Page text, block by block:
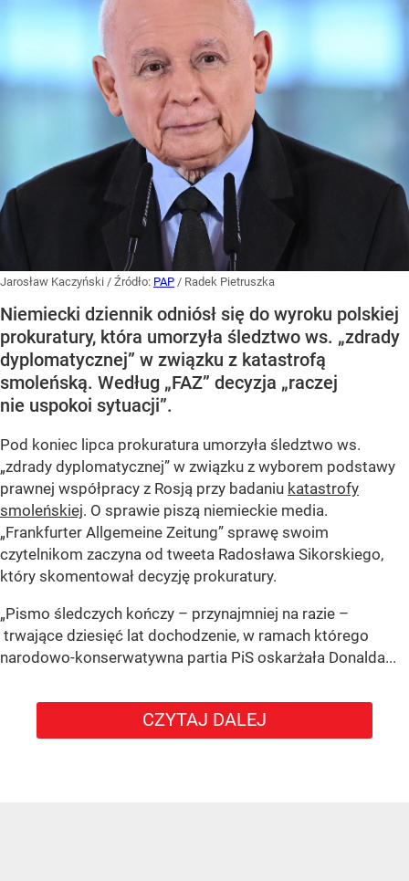
Jarosław Kaczyński / Źródło: PAP / Radek Pietruszka
Niemiecki dziennik odniósł się do wyroku polskiej
prokuratury, która umorzyła śledztwo ws. „zdrady
dyplomatycznej” w związku z katastrofą
smoleńską. Według „FAZ” decyzja „raczej
nie uspokoi sytuacji”.
Pod koniec lipca prokuratura umorzyła śledztwo ws.
„zdrady dyplomatycznej” w związku z wyborem podstawy
prawnej współpracy z Rosją przy badaniu katastrofy
smoleńskiej. O sprawie piszą niemieckie media.
„Frankfurter Allgemeine Zeitung” sprawę swoim
czytelnikom zaczyna od tweeta Radosława Sikorskiego,
który skomentował decyzję prokuratury.
„Pismo śledczych kończy – przynajmniej na razie –
trwające dziesięć lat dochodzenie, w ramach którego
narodowo-konserwatywna partia PiS oskarżała Donalda...
CZYTAJ DALEJ